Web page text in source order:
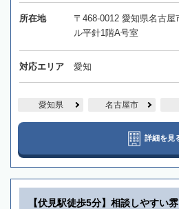
所在地
〒468-0012 愛知県名古
ル平針1階A号室
対応エリア 愛知
愛知県 名古屋市
詳細を見
【伏見駅徒歩5分】相談しやすい